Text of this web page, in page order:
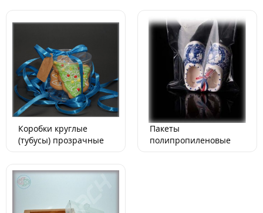
Коробки круглые
(тубусы) прозрачные
Пакеты
полипропиленовые